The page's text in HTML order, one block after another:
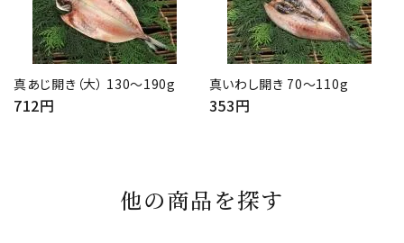
真あじ開き（大） 130～190g
712円
真いわし開き 70～110g
353円
他の商品を探す